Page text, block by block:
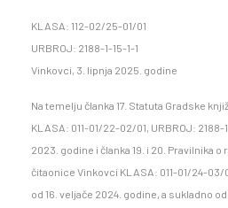
KLASA: 112-02/25-01/01
URBROJ: 2188-1-15-1-1
Vinkovci, 3. lipnja 2025. godine
Na temelju članka 17. Statuta Gradske
KLASA: 011-01/22-02/01, URBROJ:
2023. godine i članka 19. i 20. Pravilnika
čitaonice Vinkovci KLASA: 011-01/24-03/
od 16. veljače 2024. godine, a sukladno